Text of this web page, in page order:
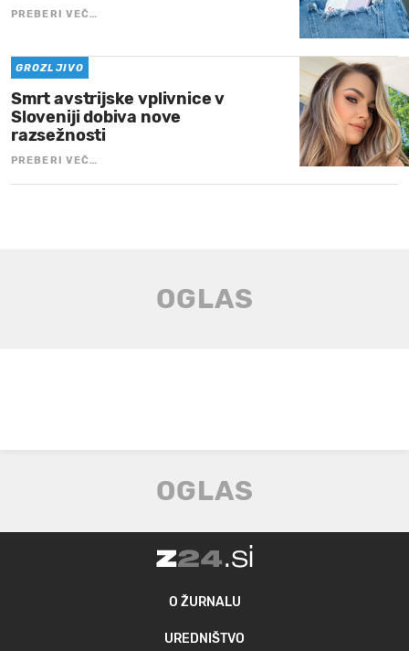
PREBERI VEČ…
GROZLJIVO
Smrt avstrijske vplivnice v
Sloveniji dobiva nove
razsežnosti
PREBERI VEČ…
O ŽURNALU
UREDNIŠTVO